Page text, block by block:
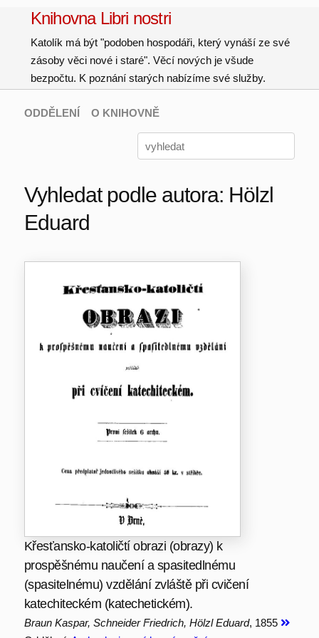
Knihovna Libri nostri
Katolík má být "podoben hospodáři, který vynáší ze své
zásoby věci nové i staré". Věcí nových je všude
bezpočtu. K poznání starých nabízíme své služby.
ODDĚLENÍ O KNIHOVNĚ
Vyhledat podle autora: Hölzl
Eduard
Křesťansko-katoličtí obrazi (obrazy) k
prospěšnému naučení a spasitedlnému
(spasitelnému) vzdělání zvláště při cvičení
katechiteckém (katechetickém).
Braun Kaspar, Schneider Friedrich, Hölzl Eduard, 1855